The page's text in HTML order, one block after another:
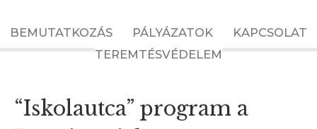
BEMUTATKOZÁS PÁLYÁZATOK
KAPCSOLAT
TEREMTÉSVÉDELEM
“Iskolautca” program a